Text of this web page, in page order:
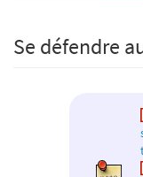
Se défendre